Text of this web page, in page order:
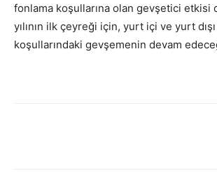
fonlama koşullarına olan gevşetici etkisi
yılının ilk çeyreği için, yurt içi ve yurt
koşullarındaki gevşemenin devam